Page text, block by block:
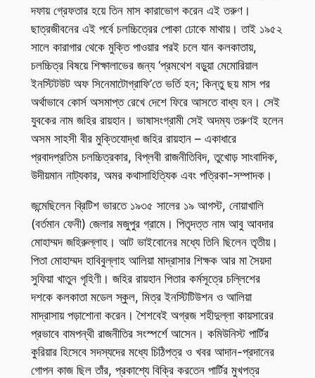
দফায় গ্রেফতার হয়ে তিন মাস কারাভোগ করেন এই তরুণ।
ছাত্রজীবনের এই পর্বে চলচ্চিত্রের পোকা ঢোকে মাথায়। তাই ১৯৫২
সালে কারাগার থেকে মুক্তি পাওয়ার পরই চলে যান কলকাতায়,
চলচ্চিত্র বিষয়ে শিক্ষালাভের জন্য ‘প্রমথেশ বড়ুয়া মেমোরিয়াল
ইনস্টিটউট অফ সিনেমাটোগ্রাফি’তে ভর্তি হন; কিন্তু ছয় মাস পর
অর্থাভাবে কোর্স অসমাপ্ত রেখে দেশে ফিরে আসতে বাধ্য হন। সেই
যুবকের নাম জহির রায়হান। ভাষাসংগ্রামী সেই অদম্য তরুণই হলেন
অসম সাহসী বীর মুক্তিযোদ্ধা জহির রায়হান – একাধারে
প্রবাদপ্রতিম চলচ্চিত্রকার, বিপ্লবী রাজনীতিবিদ, তুখোড় সাংবাদিক,
উদীয়মান নাট্যকার, অমর কথাসাহিত্যিক এবং পত্রিকা-সম্পাদক।
জন্মেছিলেন ব্রিটিশ ভারতে ১৯৩৫ সালের ১৯ আগস্ট, নোয়াখালি
(বর্তমান ফেনী) জেলার মজুপুর গ্রামে। পিতৃদত্ত নাম আবু আবদার
মোহাম্মদ জহিরুল্লাহ। আট ভাইবোনের মধ্যে তিনি ছিলেন তৃতীয়।
পিতা মোহাম্মদ হাবিবুল্লাহ আলিয়া মাদ্রাসার শিক্ষক আর মা সৈয়দা
সুফিয়া খাতুন গৃহিণী। জহির রায়হান পিতার কর্মসূত্রে চল্লিশের
দশকে কলকাতা মডেল স্কুল, মিত্র ইনস্টিটিউশন ও আলিয়া
মাদ্রাসায় পড়াশোনা করেন। শৈশবেই অগ্রজ শহীদুল্লা কায়সারের
প্রভাবে বামপন্থী রাজনীতির সংস্পর্শে আসেন। কমিউনিস্ট পার্টির
কুরিয়ার হিসেবে সদস্যদের মধ্যে চিঠিপত্র ও খবর আদান-প্রদানের
গোপন কাজ ছিল তাঁর, প্রকাশ্যে বিক্রি করতেন পার্টির মুখপত্র